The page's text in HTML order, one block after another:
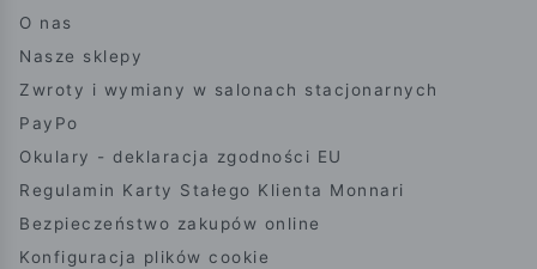
O nas
Nasze sklepy
Zwroty i wymiany w salonach stacjonarnych
PayPo
Okulary - deklaracja zgodności EU
Regulamin Karty Stałego Klienta Monnari
Bezpieczeństwo zakupów online
Konfiguracja plików cookie